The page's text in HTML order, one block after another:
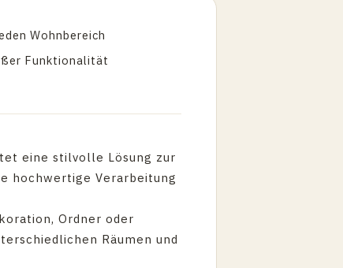
Wohnbereich
Funktionalität
eine stilvolle Lösung zur
hochwertige Verarbeitung
Ordner oder
Räumen und